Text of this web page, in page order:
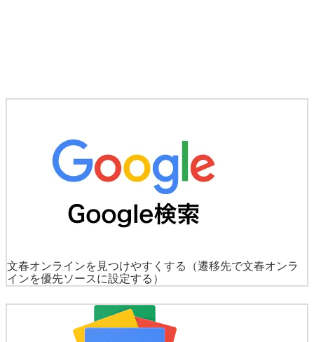
文春オンラインを見つけやすくする
（遷移先で文春オンラ
インを優先ソースに設定する）